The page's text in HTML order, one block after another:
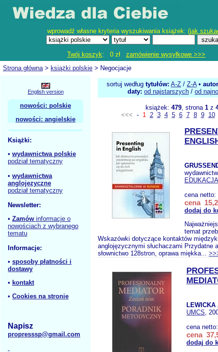
wprowadź własne kryteria wyszukiwania książek: (jak
Twój koszyk: 0 zł zamówienie wysyłkowe >>>
Strona główna> książki polskie > Negocjacje
English version
nowości: polskie
nowości: angielskie
Książki:
• wydawnictwa polskie
podział tematyczny
• wydawnictwa
anglojęzyczne
podział tematyczny
Newsletter:
• Zamów informacje o
nowościach z wybranego
tematu
Informacje:
• sposoby płatności i
dostawy
• kontakt
• Cookies na stronie
Napisz
propresssp@gmail.com
sortuj według tytułów: A-Z / Z-A•
daty: od najstarszych / od
książek: 479, strona 1z
<<< - 1 2 3 4 5 6 7 8 9 10
EDUKACJA
cena netto:
cena
dodaj do
temat
Wskazówki dotyczące kontaktów
anglojęzycznymi słuchaczami Przydatne
słownictwo 128stron, oprawa miękka...
LEWICKA
UMCS,
cena
cena
dodaj do